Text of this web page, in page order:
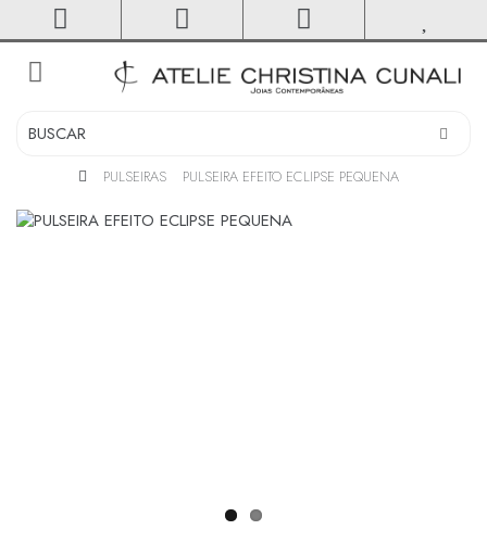
toggle
PULSEIRAS PULSEIRA EFEITO ECLIPSE PEQUENA